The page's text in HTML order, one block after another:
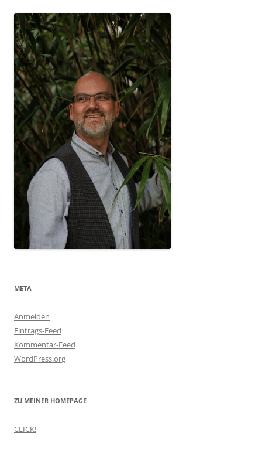
META
Anmelden
Eintrags-Feed
Kommentar-Feed
WordPress.org
ZU MEINER HOMEPAGE
CLICK!